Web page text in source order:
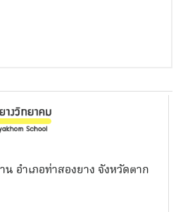
อำเภอท่าสองยาง จังหวัดตาก